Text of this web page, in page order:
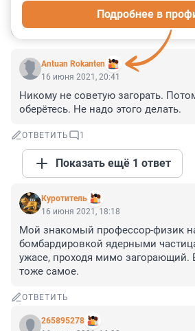
Antuan Rokanten
Подробнее в
16 июня 2021, 20:41
Никому не советую загорать.
оберётесь. Не надо этого делать.
ОТВЕТИТЬ 1
Показать ещё 1 ответ
Куротитель
16 июня 2021, 18:18
Мой знакомый профессор-физик
бомбардировкой ядерными
ужасе, проходя мимо загорающий.
тоже самое.
ОТВЕТИТЬ
265895278